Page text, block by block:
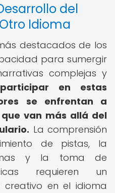
del
Idioma
destacados de los
para sumergir
complejas y
en estas
se enfrentan a
van más allá del
La comprensión
de pistas, la
y la toma de
requieren un
en el idioma